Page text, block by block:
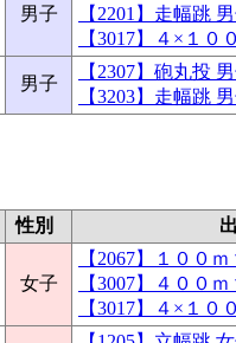
男子
【2201】走幅
【3017】４×
男子
【2307】砲丸
【3203】走幅
性別
女子
【2067】１０
【3007】４０
【3017】４×